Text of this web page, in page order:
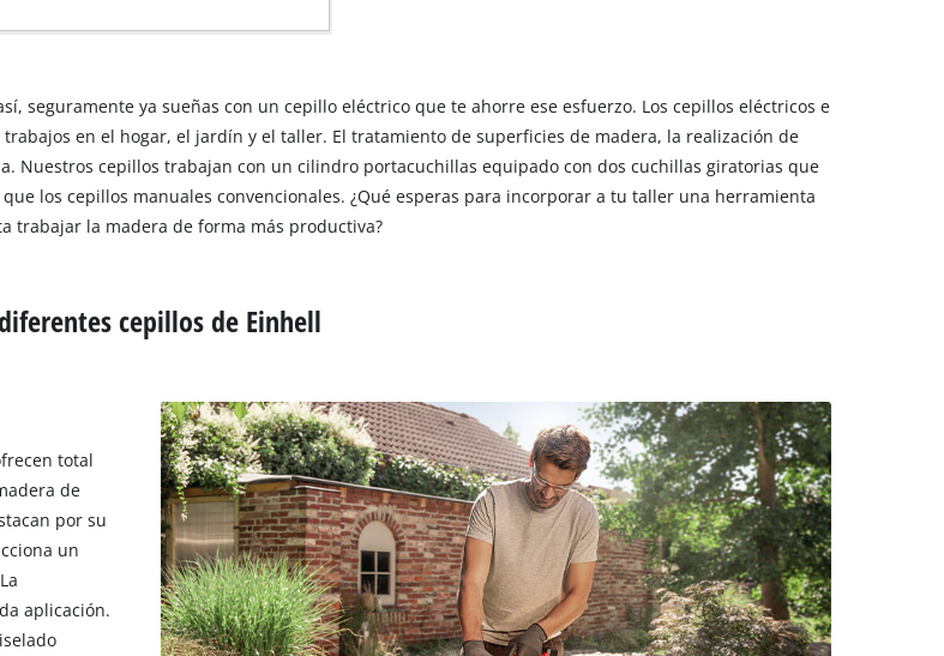
seguramente ya sueñas con un cepillo eléctrico que te ahorre ese esfuerzo. Los cepillos eléctricos e
en el hogar, el jardín y el taller. El tratamiento de superficies de madera, la realización de
Nuestros cepillos trabajan con un cilindro portacuchillas equipado con dos cuchillas giratorias que
los cepillos manuales convencionales. ¿Qué esperas para incorporar a tu taller una herramienta
trabajar la madera de forma más productiva?
cepillos de Einhell
total
de
por su
un
aplicación.